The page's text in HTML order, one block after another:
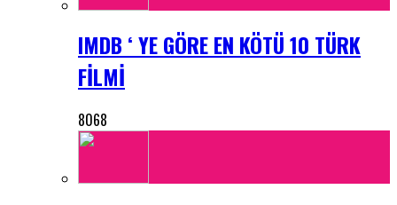
IMDB ‘ YE GÖRE EN KÖTÜ 10 TÜRK
FİLMİ
8068